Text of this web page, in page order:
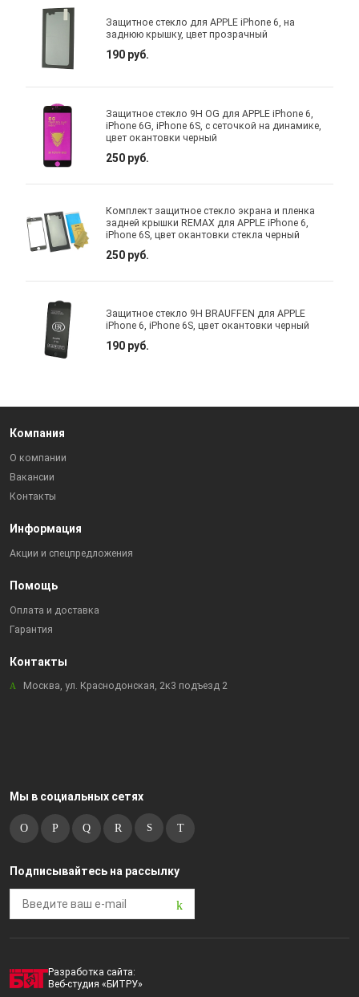
Защитное стекло для APPLE iPhone 6, на
заднюю крышку, цвет прозрачный
190 руб.
Защитное стекло 9H OG для APPLE iPhone 6,
iPhone 6G, iPhone 6S, с сеточкой на динамике,
цвет окантовки черный
250 руб.
Комплект защитное стекло экрана и пленка
задней крышки REMAX для APPLE iPhone 6,
iPhone 6S, цвет окантовки стекла черный
250 руб.
Защитное стекло 9H BRAUFFEN для APPLE
iPhone 6, iPhone 6S, цвет окантовки черный
190 руб.
Компания
О компании
Вакансии
Контакты
Информация
Акции и спецпредложения
Помощь
Оплата и доставка
Гарантия
Контакты
Москва, ул. Краснодонская, 2к3 подъезд 2
Мы в социальных сетях
Подписывайтесь на рассылку
Разработка сайта:
Веб-студия «БИТРУ»